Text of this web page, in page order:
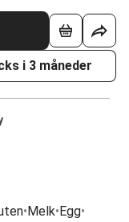
i 3 måneder
•Melk•Egg•